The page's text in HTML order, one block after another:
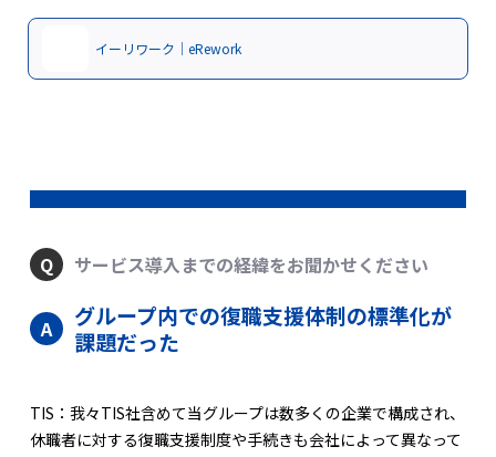
イーリワーク｜eRework
サービス導入までの経緯をお聞かせください
グループ内での復職支援体制の標準化が
課題だった
TIS：我々TIS社含めて当グループは数多くの企業で構成され、
休職者に対する復職支援制度や手続きも会社によって異なって